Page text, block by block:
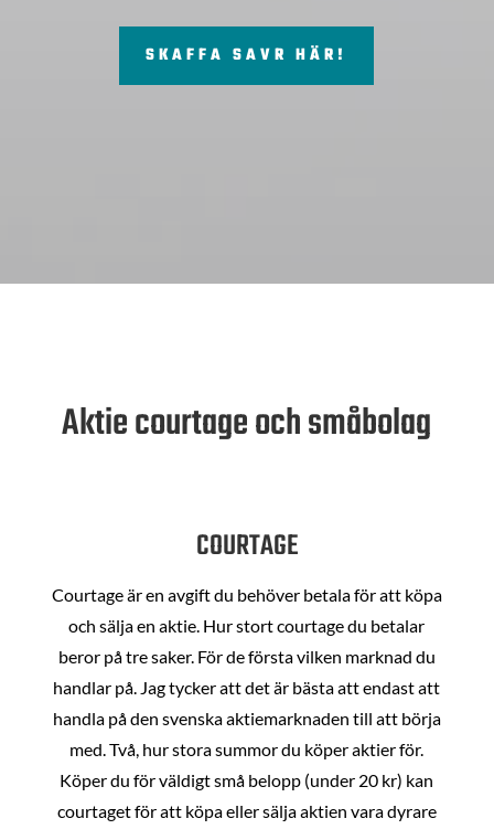
SKAFFA SAVR HÄR!
Aktie courtage och småbolag
COURTAGE
Courtage är en avgift du behöver betala för att köpa
och sälja en aktie. Hur stort courtage du betalar
beror på tre saker. För de första vilken marknad du
handlar på. Jag tycker att det är bästa att endast att
handla på den svenska aktiemarknaden till att börja
med. Två, hur stora summor du köper aktier för.
Köper du för väldigt små belopp (under 20 kr) kan
courtaget för att köpa eller sälja aktien vara dyrare